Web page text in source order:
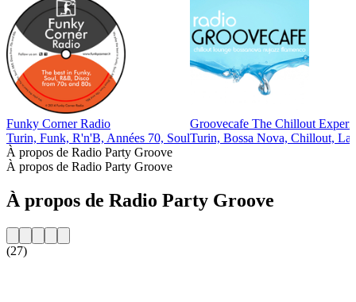
Funky Corner Radio
Turin, Funk, R'n'B, Années 70, Soul
Groovecafe The Chillout
Turin, Bossa Nova, Chillout,
À propos de Radio Party Groove
À propos de Radio Party Groove
À propos de Radio Party Groove
(27)